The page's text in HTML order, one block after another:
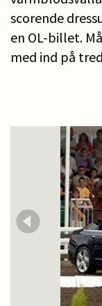
scorende
en OL-billet.
med ind på